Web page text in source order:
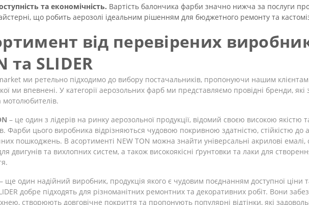
та економічність. Вартість балончика фарби значно нижча за послуги
що робить аерозолі ідеальним рішенням для бюджетного ремонту та
від перевірених
та SLIDER
ми ретельно підходимо до вибору постачальників, пропонуючи нашим
ми впевнені. У категорії аерозольних фарб ми представляємо провідні бренди,
мотолюбителів.
– це один з лідерів на ринку аерозольної продукції, відомий своєю високою
Фарби цього виробника відрізняються чудовою покривною здатністю, стійкістю до
пошкоджень. В асортименті NEW TON можна знайти універсальні акрилові емалі,
двигунів та вихлопних систем, а також високоякісні ґрунтовки та лаки для
ще один надійний виробник, продукція якого є чудовим поєднанням доступної ціни та
добре підходять для різноманітних ремонтних та декоративних робіт. Вони
створюють довговічне покриття та пропонують популярні відтінки, які